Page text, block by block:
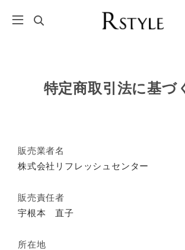
特定商取引法に基づ
販売業者名
株式会社リフレッシュセンター
販売責任者
宇根本 直子
所在地